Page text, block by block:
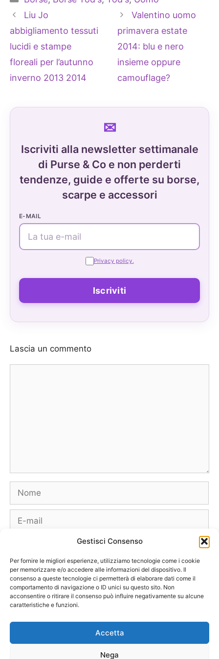
Gestisci Consenso
Per fornire le migliori esperienze, utilizziamo tecnologie come i cookie
per memorizzare e/o accedere alle informazioni del dispositivo. Il
consenso a queste tecnologie ci permetterà di elaborare dati come il
comportamento di navigazione o ID unici su questo sito. Non
acconsentire o ritirare il consenso può influire negativamente su alcune
caratteristiche e funzioni.
Accetta
Nega
Liu Jo
abbigliamento tessuti
lucidi e stampe
floreali per l’autunno
inverno 2013 2014
Valentino uomo
primavera estate
2014: blu e nero
insieme oppure
camouflage?
Iscriviti alla newsletter settimanale
di Purse & Co e non perderti
tendenze, guide e offerte su borse,
scarpe e accessori
E-MAIL
Privacy policy.
Lascia un commento
Nome
E-
mail
web
Tutte le Marche e Designer